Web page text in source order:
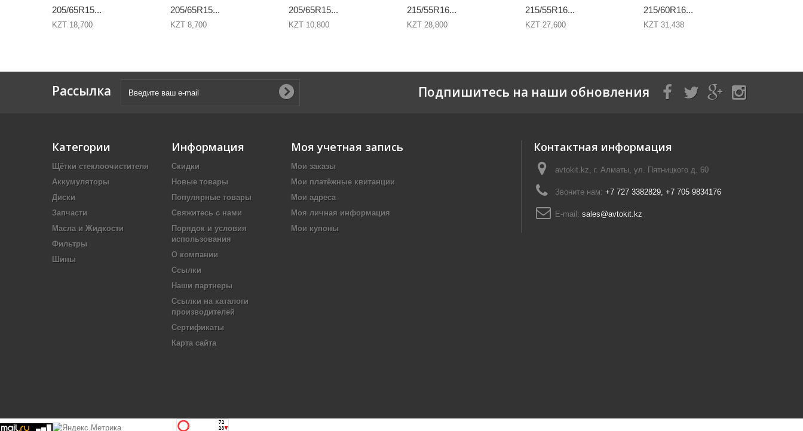
205/65R15...
KZT 18,700
205/65R15...
KZT 8,700
205/65R15...
KZT 10,800
215/55R16...
KZT 28,800
215/55R16...
KZT 27,600
215/60R16...
KZT 31,438
Рассылка Подпишитесь на наши обновления
Категории
Щётки стеклоочистителя
Аккумуляторы
Диски
Запчасти
Масла и Жидкости
Фильтры
Шины
Информация
Скидки
Новые товары
Популярные товары
Свяжитесь с нами
Порядок и условия
использования
О компании
Ссылки
Наши партнеры
Ссылки на каталоги
производителей
Сертификаты
Карта сайта
Моя учетная запись
Мои заказы
Мои платёжные квитанции
Мои адреса
Моя личная информация
Мои купоны
Контактная информация
avtokit.kz, г. Алматы, ул. Пятницкого д. 60
Звоните нам: +7 727 3382829, +7 705 9834176
E-mail: sales@avtokit.kz